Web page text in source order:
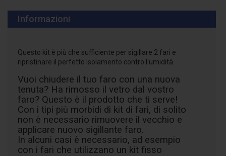
Informazioni
Questo kit è più che sufficiente per sigillare 2 fari e
ripristinare il perfetto isolamento contro l'umidità.
Vuoi chiudere il tuo faro con una nuova
tenuta? Ha rimosso il vetro dal vostro
faro? Questo è il prodotto che ti serve!
Con i tipi più morbidi di kit di fari, di solito
non è necessario rimuovere il vecchio e
applicare nuovo sigillante faro.
In alcuni casi è necessario, ad esempio
con i fari che utilizzano un kit fisso